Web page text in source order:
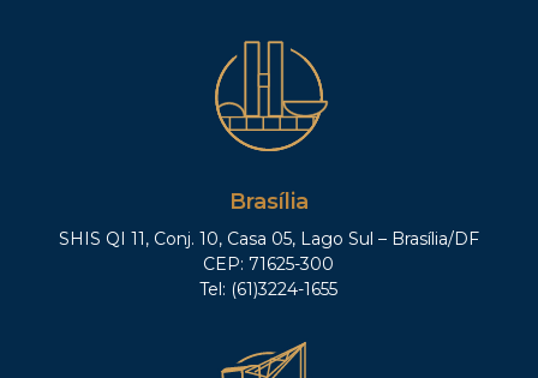
Brasília
SHIS QI 11, Conj. 10, Casa 05, Lago Sul – Brasília/DF
CEP: 71625-300
Tel: (61)3224-1655